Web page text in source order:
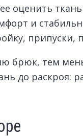
оценить
и
припуски,
брюк, тем
до раскроя: